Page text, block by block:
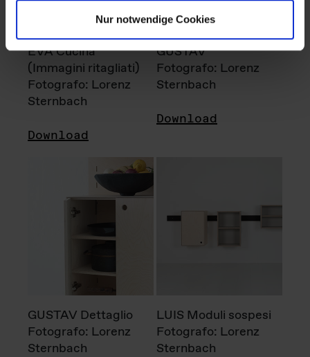
Nur notwendige Cookies
EVA Cucina
(Immagini ritagliati)
Fotografo: Lorenz
Sternbach
Download
GUSTAV
Fotografo: Lorenz
Sternbach
Download
GUSTAV Dettaglio
Fotografo: Lorenz
Sternbach
LUIS Moduli sospesi
Fotografo: Lorenz
Sternbach